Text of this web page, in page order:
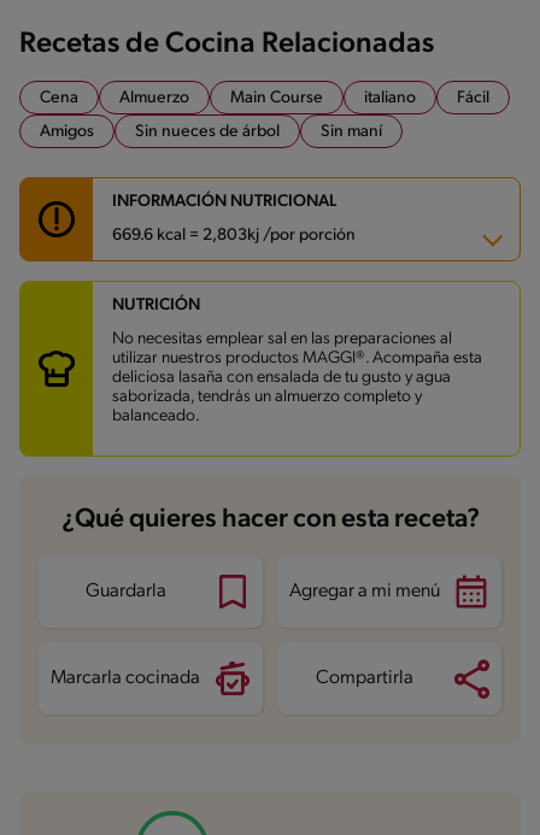
Recetas de Cocina Relacionadas
Cena Almuerzo Main Course italiano
Fácil
Amigos
Sin nueces de árbol Sin maní
INFORMACIÓN NUTRICIONAL
669.6 kcal = 2,803kj /por porción
Carbohidratos
Energía 669.6 kcal
Grasas 22.8 g
Fibra 3.7 g
Proteína 49.6 g
Grasas saturadas
NUTRICIÓN
No necesitas emplear sal en las preparaciones al
utilizar nuestros productos MAGGI®. Acompaña esta
deliciosa lasaña con ensalada de tu gusto y agua
saborizada, tendrás un almuerzo completo y
balanceado.
¿Qué quieres hacer con esta receta?
Guardarla Agregar a mi menú
Marcarla cocinada Compartirla